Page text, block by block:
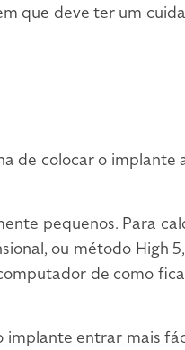
que deve ter um
de colocar o implante
pequenos. Para
ou método High
de como
implante entrar mais